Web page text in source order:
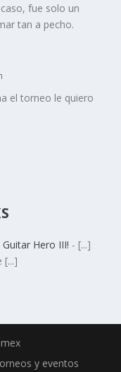
fue solo un
tan a pecho.
el torneo le quiero
Hero III! - [...]
[...]
y eventos